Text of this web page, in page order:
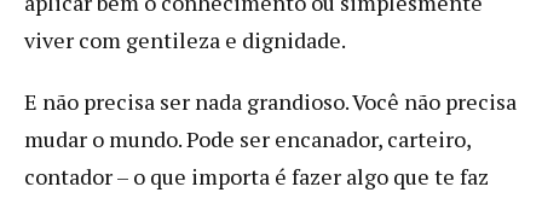
viver com gentileza e dignidade.
E não precisa ser nada grandioso. Você não precisa
mudar o mundo. Pode ser encanador, carteiro,
contador – o que importa é fazer algo que te faz